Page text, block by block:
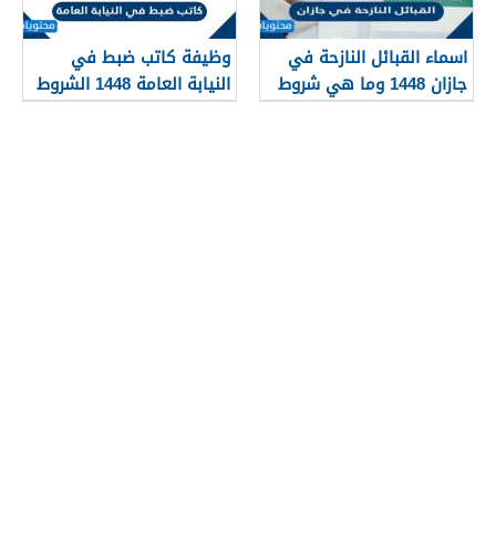
اسماء القبائل النازحة في
جازان 1448 وما هي شروط
تجنيسها
وظيفة كاتب ضبط في
النيابة العامة 1448 الشروط
وطريقة التقديم